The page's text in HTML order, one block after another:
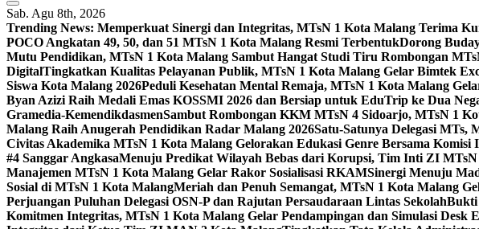
Sab. Agu 8th, 2026
Trending News: Memperkuat Sinergi dan Integritas, MTsN 1 Kota Malang Terima
POCO Angkatan 49, 50, dan 51 MTsN 1 Kota Malang Resmi TerbentukDorong
Mutu Pendidikan, MTsN 1 Kota Malang Sambut Hangat Studi Tiru Rombongan
DigitalTingkatkan Kualitas Pelayanan Publik, MTsN 1 Kota Malang Gelar Bimtek
Siswa Kota Malang 2026Peduli Kesehatan Mental Remaja, MTsN 1 Kota Malang
Byan Azizi Raih Medali Emas KOSSMI 2026 dan Bersiap untuk EduTrip ke Dua
Gramedia-KemendikdasmenSambut Rombongan KKM MTsN 4 Sidoarjo, MTsN 1
Malang Raih Anugerah Pendidikan Radar Malang 2026Satu-Satunya Delegasi MTs,
Civitas Akademika MTsN 1 Kota Malang Gelorakan Edukasi Genre Bersama
#4 Sanggar AngkasaMenuju Predikat Wilayah Bebas dari Korupsi, Tim Inti ZI
Manajemen MTsN 1 Kota Malang Gelar Rakor Sosialisasi RKAMSinergi Menuju
Sosial di MTsN 1 Kota MalangMeriah dan Penuh Semangat, MTsN 1 Kota Malang
Perjuangan Puluhan Delegasi OSN-P dan Rajutan Persaudaraan Lintas SekolahBukti
Komitmen Integritas, MTsN 1 Kota Malang Gelar Pendampingan dan Simulasi Desk